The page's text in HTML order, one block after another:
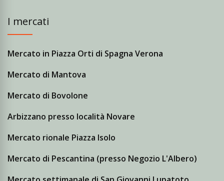
I mercati
Mercato in Piazza Orti di Spagna Verona
Mercato di Mantova
Mercato di Bovolone
Arbizzano presso località Novare
Mercato rionale Piazza Isolo
Mercato di Pescantina (presso Negozio L'Albero)